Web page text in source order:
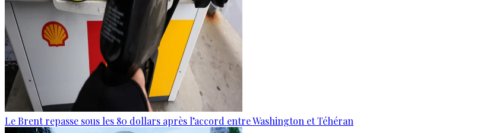
Le Brent repasse sous les 80 dollars après l’accord entre Washington et Téhéran